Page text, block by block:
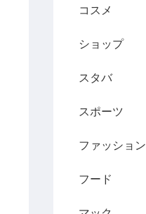
コスメ
ショップ
スタバ
スポーツ
ファッション
フード